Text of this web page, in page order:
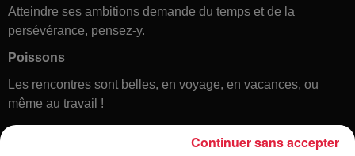
Atteindre ses ambitions demande du temps et de la
persévérance, pensez-y.
Poissons
Les rencontres sont belles, en voyage, en vacances, ou
même au travail !
Continuer sans accepter